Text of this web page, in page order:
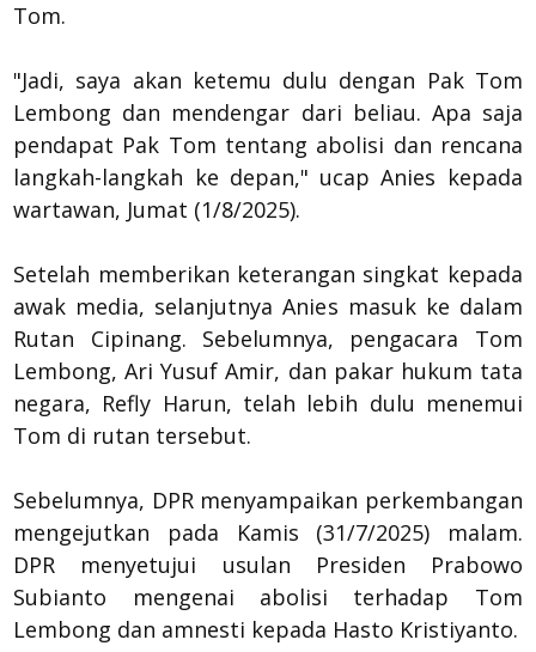
Tom.
"Jadi, saya akan ketemu dulu dengan Pak Tom
Lembong dan mendengar dari beliau. Apa saja
pendapat Pak Tom tentang abolisi dan rencana
langkah-langkah ke depan," ucap Anies kepada
wartawan, Jumat (1/8/2025).
Setelah memberikan keterangan singkat kepada
awak media, selanjutnya Anies masuk ke dalam
Rutan Cipinang. Sebelumnya, pengacara Tom
Lembong, Ari Yusuf Amir, dan pakar hukum tata
negara, Refly Harun, telah lebih dulu menemui
Tom di rutan tersebut.
Sebelumnya, DPR menyampaikan perkembangan
mengejutkan pada Kamis (31/7/2025) malam.
DPR menyetujui usulan Presiden Prabowo
Subianto mengenai abolisi terhadap Tom
Lembong dan amnesti kepada Hasto Kristiyanto.